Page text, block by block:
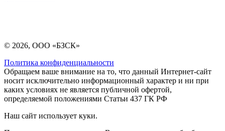
© 2026, ООО «БЗСК»
Политика конфиденциальности
Обращаем ваше внимание на то, что данный Интернет-сайт
носит исключительно информационный характер и ни при
каких условиях не является публичной офертой,
определяемой положениями Статьи 437 ГК РФ
Наш сайт использует куки.